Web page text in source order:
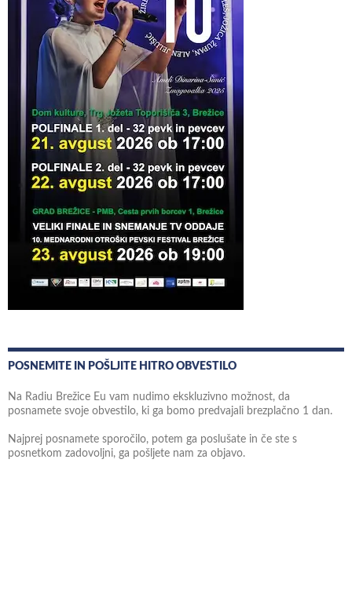
POSNEMITE IN POŠLJITE HITRO OBVESTILO
Na Radiu Brežice Eu vam nudimo ekskluzivno možnost, da
posnamete svoje obvestilo, ki ga bomo predvajali brezplačno 1 dan.
Najprej posnamete sporočilo, potem ga poslušate in če ste s
posnetkom zadovoljni, ga pošljete nam za objavo.